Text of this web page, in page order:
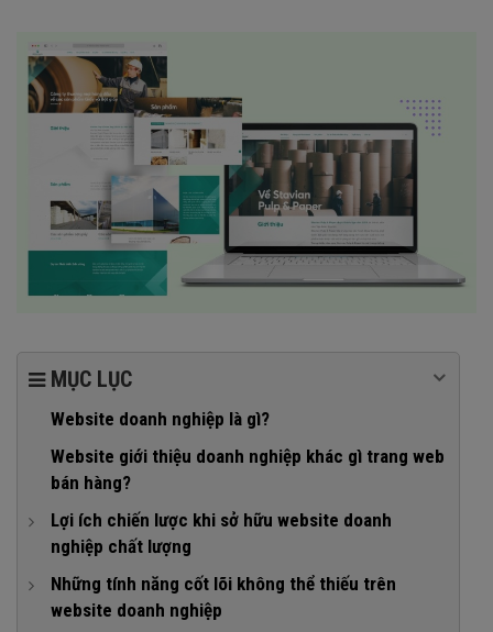
MỤC LỤC
Website doanh nghiệp là gì?
Website giới thiệu doanh nghiệp khác gì trang web
bán hàng?
Lợi ích chiến lược khi sở hữu website doanh
nghiệp chất lượng
1. Số hóa bộ hồ sơ năng lực công ty
2. Xây dựng lòng tin tuyệt đối với khách hàng, đối tác, nhà
Những tính năng cốt lõi không thể thiếu trên
website doanh nghiệp